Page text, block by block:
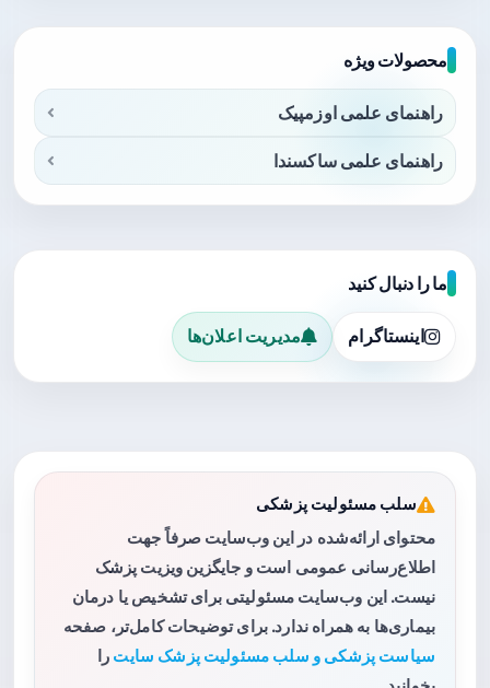
محصولات ویژه
راهنمای علمی اوزمپیک
راهنمای علمی ساکسندا
ما را دنبال کنید
اینستاگرام مدیریت اعلان‌ها
سلب مسئولیت پزشکی
محتوای ارائه‌شده در این وب‌سایت صرفاً جهت
اطلاع‌رسانی عمومی است و جایگزین ویزیت پزشک
نیست. این وب‌سایت مسئولیتی برای تشخیص یا درمان
بیماری‌ها به همراه ندارد. برای توضیحات کامل‌تر، صفحه
سیاست پزشکی و سلب مسئولیت پزشک سایت را